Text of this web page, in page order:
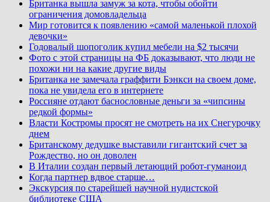
Британка вышла замуж за кота, чтобы обойти
ограничения домовладельца
Мир готовится к появлению «самой маленькой плохой
девочки»
Годовалый шопоголик купил мебели на $2 тысячи
Фото с этой страницы на ФБ доказывают, что люди не
похожи ни на какие другие виды
Британка не замечала граффити Бэнкси на своем доме,
пока не увидела его в интернете
Россияне отдают баснословные деньги за «чипсины
редкой формы»
Власти Костромы просят не смотреть на их Снегурочку
днем
Британскому дедушке выставили гигантский счет за
Рождество, но он доволен
В Италии создан первый летающий робот-гуманоид
Когда партнер вдвое старше…
Экскурсия по старейшей научной нудистской
библиотеке США